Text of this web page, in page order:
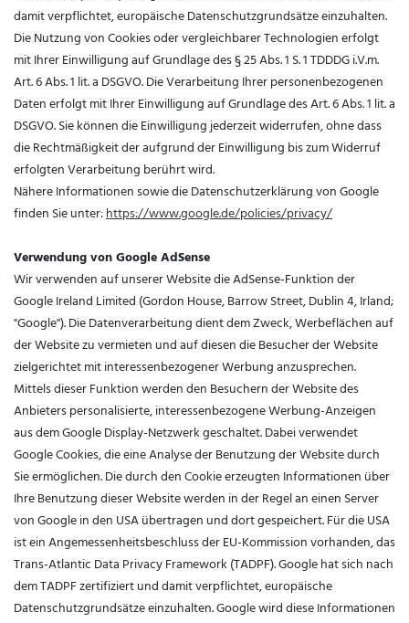
damit verpflichtet, europäische Datenschutzgrundsätze einzuhalten.
Die Nutzung von Cookies oder vergleichbarer Technologien erfolgt
mit Ihrer Einwilligung auf Grundlage des § 25 Abs. 1 S. 1 TDDDG i.V.m.
Art. 6 Abs. 1 lit. a DSGVO. Die Verarbeitung Ihrer personenbezogenen
Daten erfolgt mit Ihrer Einwilligung auf Grundlage des Art. 6 Abs. 1 lit. a
DSGVO. Sie können die Einwilligung jederzeit widerrufen, ohne dass
die Rechtmäßigkeit der aufgrund der Einwilligung bis zum Widerruf
erfolgten Verarbeitung berührt wird.
Nähere Informationen sowie die Datenschutzerklärung von Google
finden Sie unter:https://www.google.de/policies/privacy/
Verwendung von Google AdSense
Wir verwenden auf unserer Website die AdSense-Funktion der
Google Ireland Limited (Gordon House, Barrow Street, Dublin 4, Irland;
"Google"). Die Datenverarbeitung dient dem Zweck, Werbeflächen auf
der Website zu vermieten und auf diesen die Besucher der Website
zielgerichtet mit interessenbezogener Werbung anzusprechen.
Mittels dieser Funktion werden den Besuchern der Website des
Anbieters personalisierte, interessenbezogene Werbung-Anzeigen
aus dem Google Display-Netzwerk geschaltet. Dabei verwendet
Google Cookies, die eine Analyse der Benutzung der Website durch
Sie ermöglichen. Die durch den Cookie erzeugten Informationen über
Ihre Benutzung dieser Website werden in der Regel an einen Server
von Google in den USA übertragen und dort gespeichert. Für die USA
ist ein Angemessenheitsbeschluss der EU-Kommission vorhanden, das
Trans-Atlantic Data Privacy Framework (TADPF). Googlehat sich nach
dem TADPF zertifiziert und damit verpflichtet, europäische
Datenschutzgrundsätze einzuhalten.Google wird diese Informationen